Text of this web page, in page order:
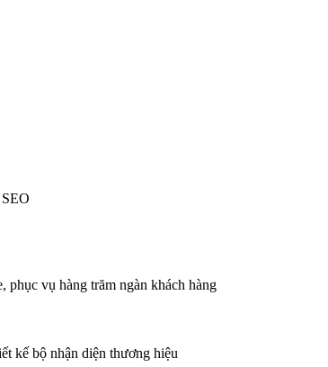
vụ hàng trăm ngàn khách hàng
kế bộ nhận diện thương hiệu